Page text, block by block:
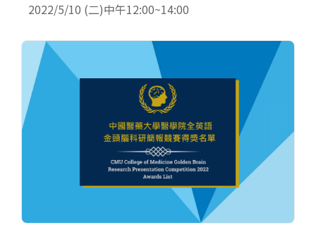
2022/5/10 (二)中午12:00~14:00